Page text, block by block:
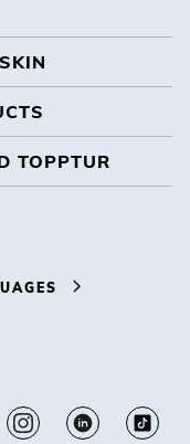
TOPPTUR